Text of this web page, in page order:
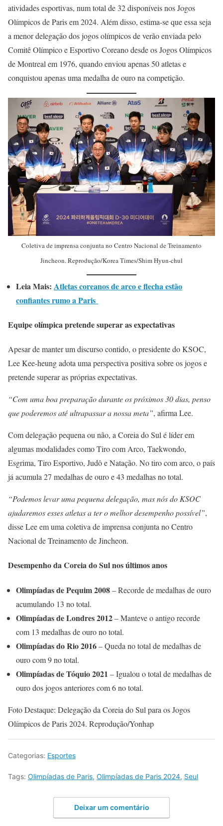
atividades esportivas, num total de 32 disponíveis nos Jogos
Olímpicos de Paris em 2024. Além disso, estima-se que essa seja
a menor delegação dos jogos olímpicos de verão enviada pelo
Comitê Olímpico e Esportivo Coreano desde os Jogos Olímpicos
de Montreal em 1976, quando enviou apenas 50 atletas e
conquistou apenas uma medalha de ouro na competição.
Coletiva de imprensa conjunta no Centro Nacional de Treinamento
Jincheon. Reprodução/Korea Times/Shim Hyun-chul
Leia Mais: Atletas coreanos de arco e flecha estão
confiantes rumo a Paris
Equipe olímpica pretende superar as expectativas
Apesar de manter um discurso contido, o presidente do KSOC,
Lee Kee-heung adota uma perspectiva positiva sobre os jogos e
pretende superar as próprias expectativas.
“Com uma boa preparação durante os próximos 30 dias, penso
que poderemos até ultrapassar a nossa meta”, afirma Lee.
Com delegação pequena ou não, a Coreia do Sul é líder em
algumas modalidades como Tiro com Arco, Taekwondo,
Esgrima, Tiro Esportivo, Judô e Natação. No tiro com arco, o país
já acumula 27 medalhas de ouro e 43 medalhas no total.
“Podemos levar uma pequena delegação, mas nós do KSOC
ajudaremos esses atletas a ter o melhor desempenho possível”,
disse Lee em uma coletiva de imprensa conjunta no Centro
Nacional de Treinamento de Jincheon.
Desempenho da Coreia do Sul nos últimos anos
Olimpíadas de Pequim 2008– Recorde de medalhas de ouro
acumulando 13 no total.
Olimpíadas de Londres 2012– Manteve o antigo recorde
com 13 medalhas de ouro no total.
Olimpíadas do Rio 2016– Queda no total de medalhas de
ouro com 9 no total.
Olimpíadas de Tóquio 2021 – Igualou o total de medalhas de
ouro dos jogos anteriores com 6 no total.
Foto Destaque: Delegação da Coreia do Sul para os Jogos
Olímpicos de Paris 2024. Reprodução/Yonhap
Categorias: Esportes
Tags: Olimpíadas de Paris, Olimpíadas de Paris 2024, Seul
Deixar um comentário